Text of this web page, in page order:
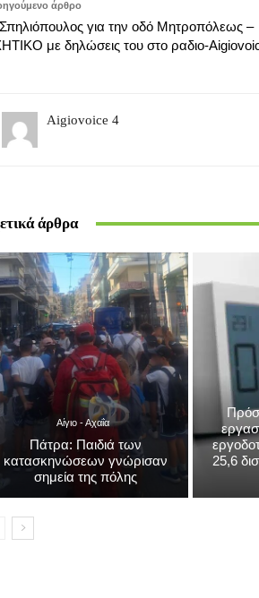
Αίγιο - Αχαΐα
Πάτρα: Παιδιά των
κατασκηνώσεων γνώρισαν
σημεία της πόλης
25,6